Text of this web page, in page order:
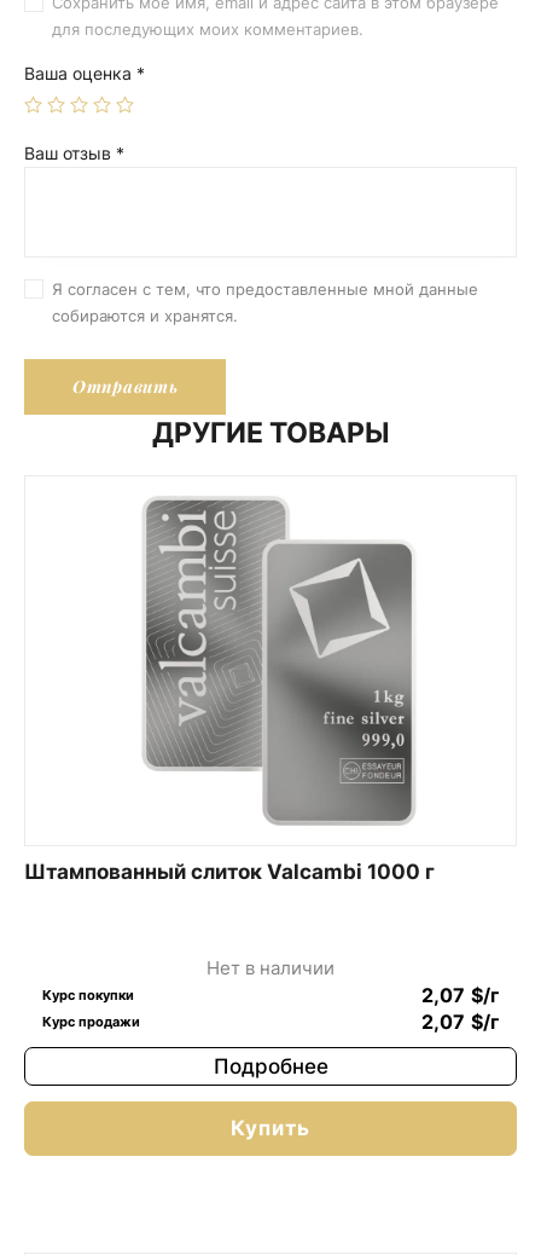
для последующих моих комментариев.
Ваша оценка *
Ваш отзыв *
Я согласен с тем, что предоставленные мной данные
собираются и хранятся.
ДРУГИЕ ТОВАРЫ
Штампованный слиток Valcambi 1000 г
Нет в наличии
Курс покупки 2,07 $/г
Курс продажи 2,07 $/г
Подробнее
Купить